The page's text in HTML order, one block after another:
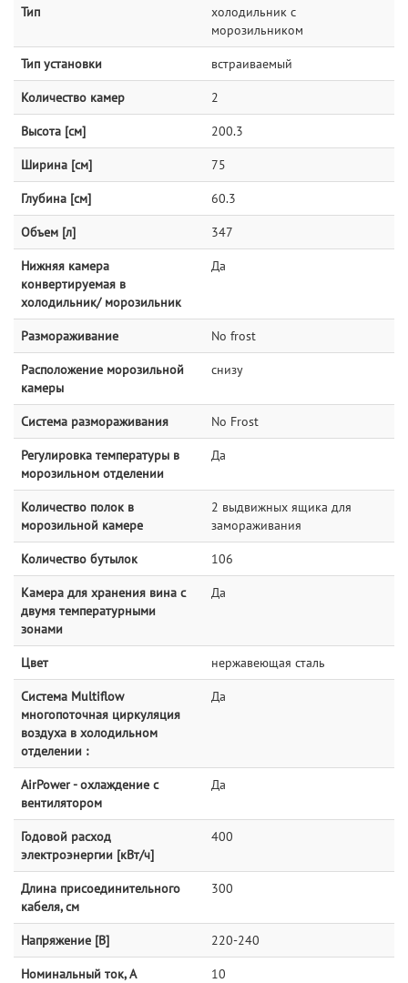
Тип
холодильник с
морозильником
Тип установки встраиваемый
Количество камер 2
Высота [см] 200.3
Ширина [см] 75
Глубина [см] 60.3
Объем [л] 347
Нижняя камера
конвертируемая в
холодильник/ морозильник
Да
Размораживание No frost
Расположение морозильной
камеры
снизу
Система размораживания No Frost
Регулировка температуры в
морозильном отделении
Да
Количество полок в
морозильной камере
2 выдвижных ящика для
замораживания
Количество бутылок 106
Камера для хранения вина с
двумя температурными
зонами
Да
Цвет нержавеющая сталь
Система Multiflow
многопоточная циркуляция
воздуха в холодильном
отделении :
Да
AirPower - охлаждение с
вентилятором
Да
Годовой расход
электроэнергии [кВт/ч]
400
Длина присоединительного
кабеля, см
300
Напряжение [В] 220-240
Номинальный ток, А 10